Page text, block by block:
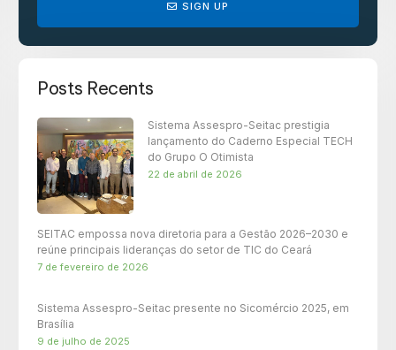
SIGN UP
Posts Recents
Sistema Assespro-Seitac prestigia
lançamento do Caderno Especial TECH
do Grupo O Otimista
22 de abril de 2026
SEITAC empossa nova diretoria para a Gestão 2026–2030 e
reúne principais lideranças do setor de TIC do Ceará
7 de fevereiro de 2026
Sistema Assespro-Seitac presente no Sicomércio 2025, em
Brasília
9 de julho de 2025